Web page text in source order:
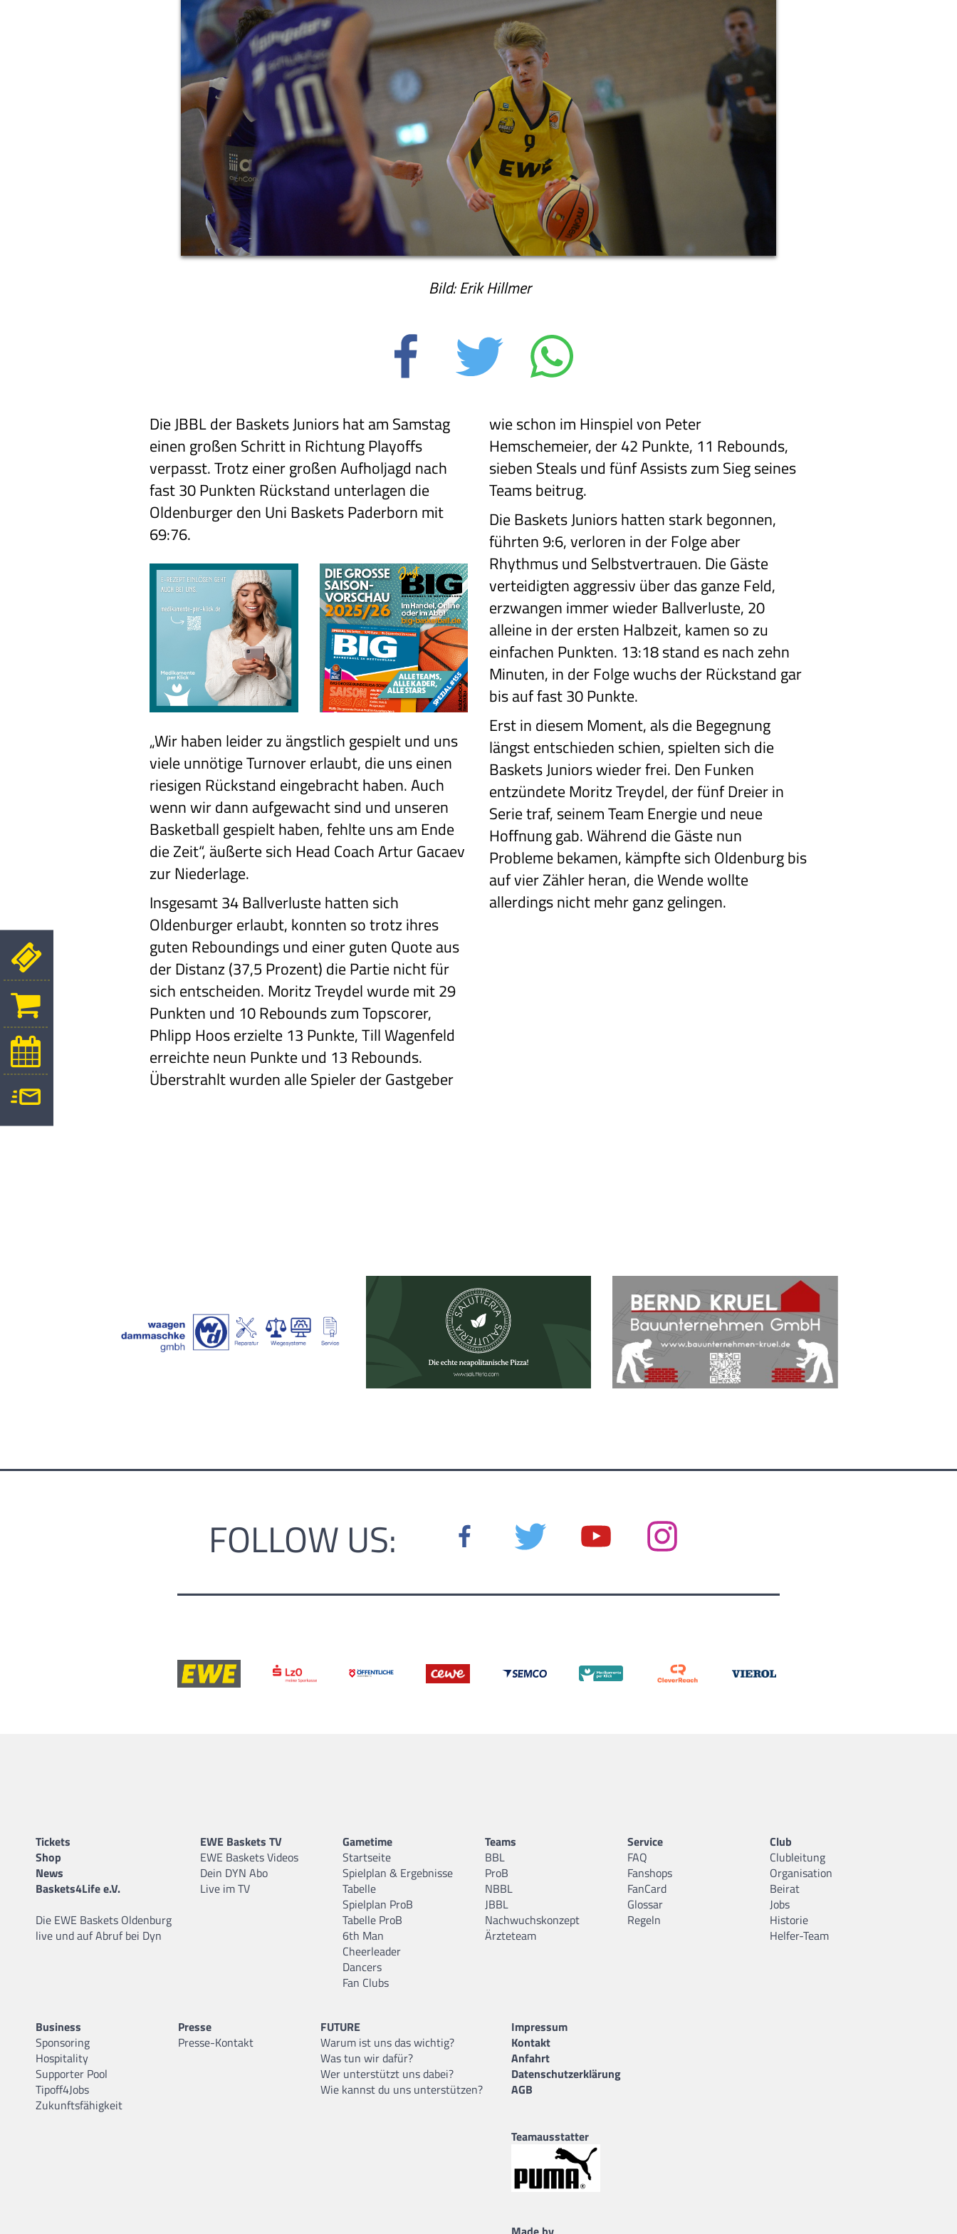
Bild: Erik Hillmer
Die JBBL der Baskets Juniors hat am Samstag
einen großen Schritt in Richtung Playoffs
verpasst. Trotz einer großen Aufholjagd nach
fast 30 Punkten Rückstand unterlagen die
Oldenburger den Uni Baskets Paderborn mit
69:76.
„Wir haben leider zu ängstlich gespielt und uns
viele unnötige Turnover erlaubt, die uns einen
riesigen Rückstand eingebracht haben. Auch
wenn wir dann aufgewacht sind und unseren
Basketball gespielt haben, fehlte uns am Ende
die Zeit“, äußerte sich Head Coach Artur Gacaev
zur Niederlage.
Insgesamt 34 Ballverluste hatten sich
Oldenburger erlaubt, konnten so trotzihres
guten Reboundings und einerguten Quote aus
der Distanz (37,5 Prozent) die Partie nicht für
sich entscheiden. Moritz Treydel wurdemit 29
Punkten und 10 Rebounds zumTopscorer,
Phlipp Hoos erzielte 13 Punkte, Till Wagenfeld
erreichteneun Punkte und 13 Rebounds.
Überstrahltwurden alle Spieler der Gastgeber
wie schon im Hinspiel von Peter
Hemschemeier, der 42 Punkte, 11 Rebounds,
sieben Steals und fünf Assists zum Sieg seines
Teams beitrug.
Die Baskets Juniors hatten stark begonnen,
führten 9:6, verloren in der Folge aber
Rhythmus und Selbstvertrauen. Die Gäste
verteidigten aggressiv über das ganze Feld,
erzwangen immer wieder Ballverluste, 20
alleine in der ersten Halbzeit, kamen so zu
einfachen Punkten. 13:18 stand es nach zehn
Minuten, in der Folge wuchs der Rückstand gar
bis auf fast 30 Punkte.
Erst in diesem Moment, als die Begegnung
längst entschieden schien, spielten sich die
Baskets Juniors wieder frei. Den Funken
entzündete Moritz Treydel, der fünf Dreier in
Serie traf, seinem Team Energie und neue
Hoffnung gab. Während die Gäste nun
Probleme bekamen, kämpfte sich Oldenburg bis
auf vier Zähler heran, die Wende wollte
allerdings nicht mehr ganz gelingen.
FOLLOW US:
Tickets
Shop
News
Baskets4Life e.V.
Die EWE Baskets Oldenburg
live und auf Abruf bei Dyn
EWE Baskets TV
EWE Baskets Videos
Dein DYN Abo
Live im TV
Gametime
Startseite
Spielplan & Ergebnisse
Tabelle
Spielplan ProB
Tabelle ProB
6th Man
Cheerleader
Dancers
Fan Clubs
Teams
BBL
ProB
NBBL
JBBL
Nachwuchskonzept
Ärzteteam
Service
FAQ
Fanshops
FanCard
Glossar
Regeln
Club
Clubleitung
Organisation
Beirat
Jobs
Historie
Helfer-Team
Business
Sponsoring
Hospitality
Supporter Pool
Tipoff4Jobs
Zukunftsfähigkeit
Presse
Presse-Kontakt
FUTURE
Warum ist uns das wichtig?
Was tun wir dafür?
Wer unterstützt uns dabei?
Wie kannst du uns unterstützen?
Impressum
Kontakt
Anfahrt
Datenschutzerklärung
AGB
Teamausstatter